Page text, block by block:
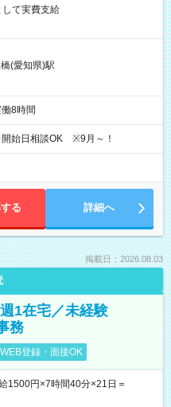
て実費支給
(愛知県)駅
8時間
始日相談OK ※9月～！
る 詳細へ
掲載日：2026.08.03
1在宅／未経験
務
WEB登録・面接OK
円×7時間40分×21日＝